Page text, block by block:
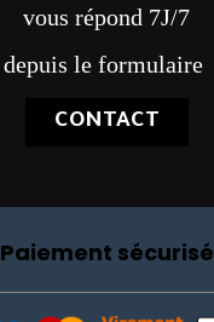
vous répond 7J/7
depuis le formulaire
CONTACT
Paiement sécurisé